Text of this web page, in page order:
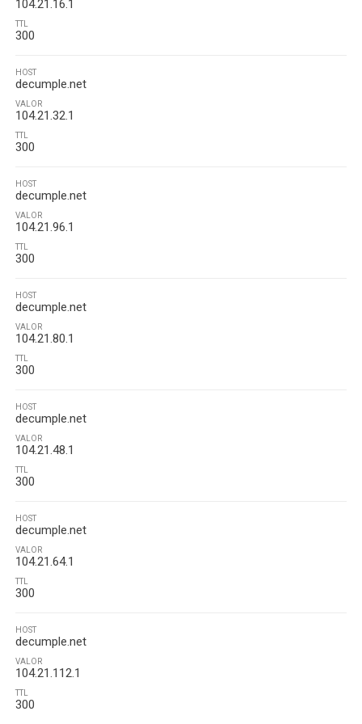
104.21.16.1
TTL
300
HOST
decumple.net
VALOR
104.21.32.1
TTL
300
HOST
decumple.net
VALOR
104.21.96.1
TTL
300
HOST
decumple.net
VALOR
104.21.80.1
TTL
300
HOST
decumple.net
VALOR
104.21.48.1
TTL
300
HOST
decumple.net
VALOR
104.21.64.1
TTL
300
HOST
decumple.net
VALOR
104.21.112.1
TTL
300